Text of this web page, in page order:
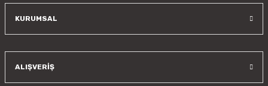
KURUMSAL
ALIŞVERİŞ